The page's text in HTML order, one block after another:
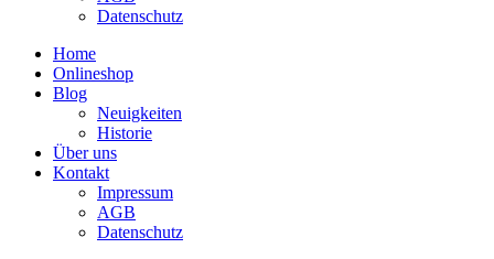
Datenschutz
Home
Onlineshop
Blog
Neuigkeiten
Historie
Über uns
Kontakt
Impressum
AGB
Datenschutz